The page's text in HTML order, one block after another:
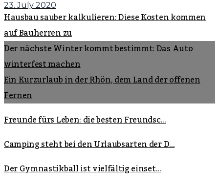
23. July 2020
Hausbau sauber kalkulieren: Diese Kosten kommen
auf Bauherren zu
Der nächste Winter kommt bestimmt: Das Auto
winterfest machen
Ein Kurzurlaub in der Rhön, dem Land der offenen
Fernen
Freunde fürs Leben: die besten Freundsc...
Camping steht bei den Urlaubsarten der D...
Der Gymnastikball ist vielfältig einset...